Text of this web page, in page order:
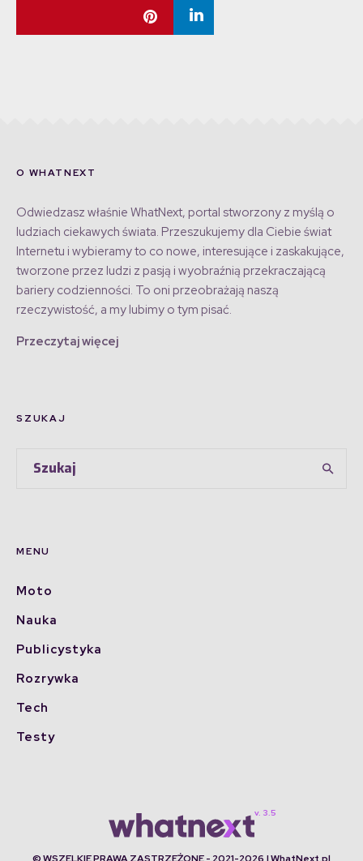
O WHATNEXT
Odwiedzasz właśnie WhatNext, portal stworzony z myślą o
ludziach ciekawych świata. Przeszukujemy dla Ciebie świat
Internetu i wybieramy to co nowe, interesujące i zaskakujące,
tworzone przez ludzi z pasją i wyobraźnią przekraczającą
bariery codzienności. To oni przeobrażają naszą
rzeczywistość, a my lubimy o tym pisać.
Przeczytaj więcej
SZUKAJ
MENU
Moto
Nauka
Publicystyka
Rozrywka
Tech
Testy